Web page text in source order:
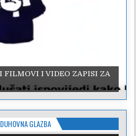
FILMOVI I VIDEO ZAPISI ZA
DUHOVNA GLAZBA